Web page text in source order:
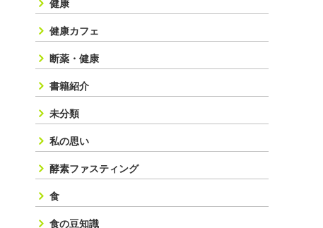
健康
健康カフェ
断薬・健康
書籍紹介
未分類
私の思い
酵素ファスティング
食
食の豆知識